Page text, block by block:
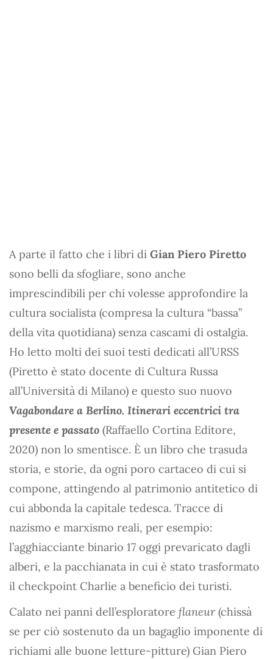
A parte il fatto che i libri di Gian Piero Piretto
sono belli da sfogliare, sono anche
imprescindibili per chi volesse approfondire la
cultura socialista (compresa la cultura “bassa”
della vita quotidiana) senza cascami di ostalgia.
Ho letto molti dei suoi testi dedicati all’URSS
(Piretto è stato docente di Cultura Russa
all’Università di Milano) e questo suo nuovo
Vagabondare a Berlino. Itinerari eccentrici tra
presente e passato (Raffaello Cortina Editore,
2020) non lo smentisce. È un libro che trasuda
storia, e storie, da ogni poro cartaceo di cui si
compone, attingendo al patrimonio antitetico di
cui abbonda la capitale tedesca. Tracce di
nazismo e marxismo reali, per esempio:
l’agghiacciante binario 17 oggi prevaricato dagli
alberi, e la pacchianata in cui è stato trasformato
il checkpoint Charlie a beneficio dei turisti.
Calato nei panni dell’esploratore flaneur (chissà
se per ciò sostenuto da un bagaglio imponente di
richiami alle buone letture-pitture) Gian Piero